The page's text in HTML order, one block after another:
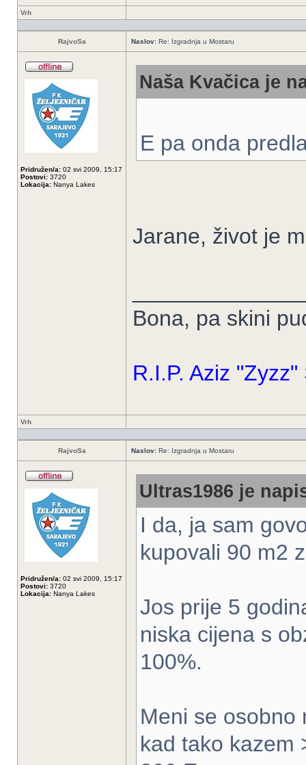
Vrh
RajvoSa Naslov: Re: Izgradnja u Mostaru
Pridružen/a: 02 svi 2009, 15:17
Postovi: 3720
Lokacija: Nanya Lakes
Naša Kvačica je
E pa onda
Jarane, život je
Bona, pa skini
R.I.P. Aziz
Vrh
RajvoSa Naslov: Re: Izgradnja u Mostaru
Pridružen/a: 02 svi 2009, 15:17
Postovi: 3720
Lokacija: Nanya Lakes
Ultras1986 je
I da, ja sam
kupovali 90 m2
Jos prije 5
niska cijena s
100%.
Meni se osobno
kad tako kazem